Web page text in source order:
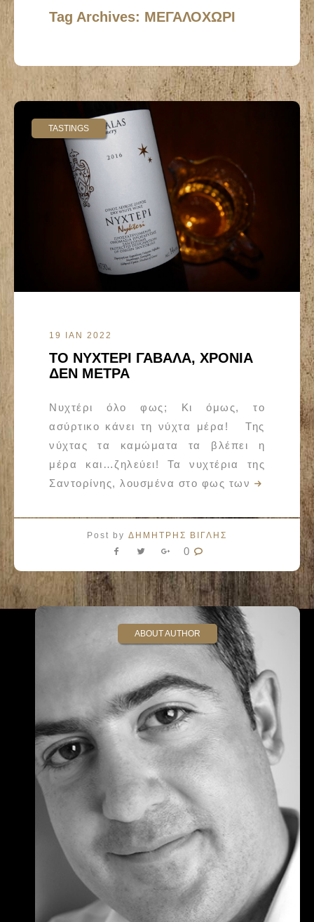
Tag Archives: ΜΕΓΑΛΟΧΩΡΙ
TASTINGS
19 ΙΑΝ 2022
ΤΟ ΝΥΧΤΕΡΙ ΓΑΒΑΛΑ, ΧΡΟΝΙΑ
ΔΕΝ ΜΕΤΡΑ
Νυχτέρι όλο φως; Κι όμως, το
ασύρτικο κάνει τη νύχτα μέρα! Της
νύχτας τα καμώματα τα βλέπει η
μέρα και…ζηλεύει! Τα νυχτέρια της
Σαντορίνης, λουσμένα στο φως των
Post by ΔΗΜΗΤΡΗΣ ΒΙΓΛΗΣ
0
ABOUT AUTHOR